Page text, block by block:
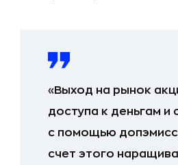
«Выход на рынок
доступа к деньгам и
с помощью
счет этого